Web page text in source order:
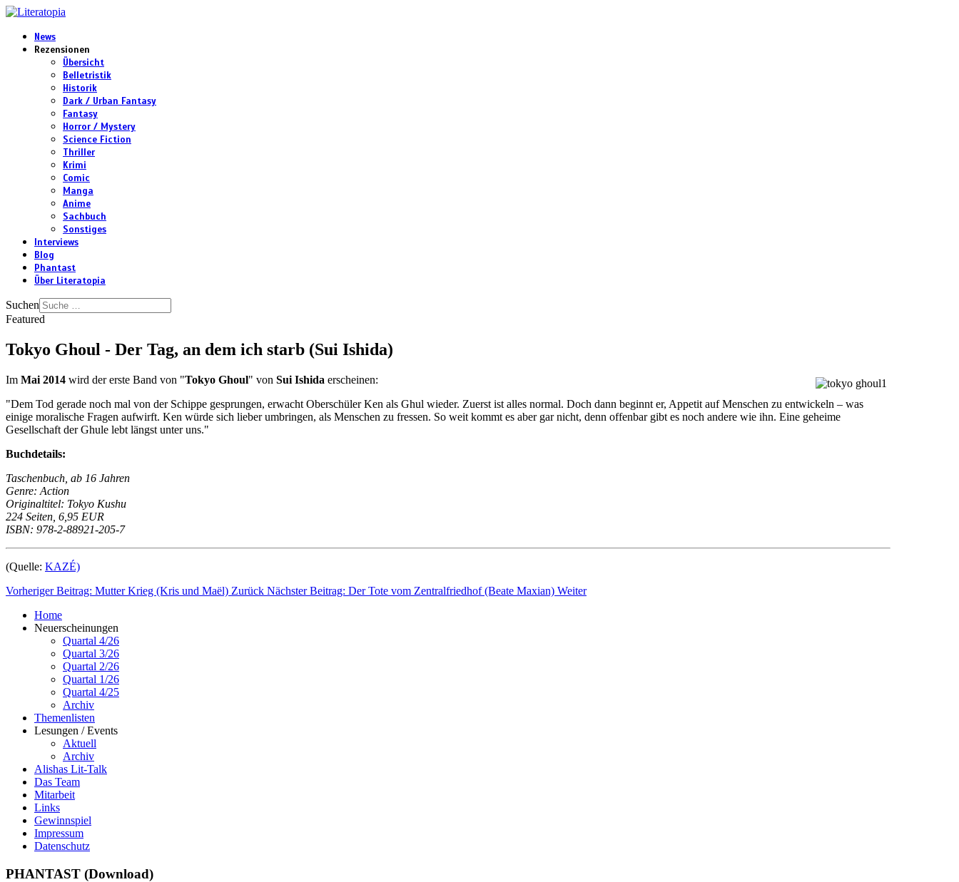
News
Rezensionen
Übersicht
Belletristik
Historik
Dark / Urban Fantasy
Fantasy
Horror / Mystery
Science Fiction
Thriller
Krimi
Comic
Manga
Anime
Sachbuch
Sonstiges
Interviews
Blog
Phantast
Über Literatopia
Suchen
Featured
Tokyo Ghoul - Der Tag, an dem ich starb (Sui Ishida)
Im Mai 2014 wird der erste Band von "Tokyo Ghoul" von Sui Ishida erscheinen:
"Dem Tod gerade noch mal von der Schippe gesprungen, erwacht Oberschüler Ken als Ghul wieder. Zuerst ist alles normal. Doch dann beginnt er, Appetit auf Menschen zu entwickeln – was
einige moralische Fragen aufwirft. Ken würde sich lieber umbringen, als Menschen zu fressen. So weit kommt es aber gar nicht, denn offenbar gibt es noch andere wie ihn. Eine geheime
Gesellschaft der Ghule lebt längst unter uns."
Buchdetails:
Taschenbuch, ab 16 Jahren
Genre: Action
Originaltitel: Tokyo Kushu
224 Seiten, 6,95 EUR
ISBN: 978-2-88921-205-7
(Quelle: KAZÉ)
Vorheriger Beitrag: Mutter Krieg (Kris und Maël) Zurück Nächster Beitrag: Der Tote vom Zentralfriedhof (Beate Maxian) Weiter
Home
Neuerscheinungen
Quartal 4/26
Quartal 3/26
Quartal 2/26
Quartal 1/26
Quartal 4/25
Archiv
Themenlisten
Lesungen / Events
Aktuell
Archiv
Alishas Lit-Talk
Das Team
Mitarbeit
Links
Gewinnspiel
Impressum
Datenschutz
PHANTAST (Download)